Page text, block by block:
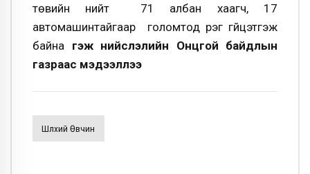
төвийн нийт 71 албан хаагч, 17
автомашинтайгаар голомтод үүрэг гүйцэтгэж
байна гэж нийслэлийн Онцгой байдлын
газраас мэдээллээ
Шүлхий Өвчин